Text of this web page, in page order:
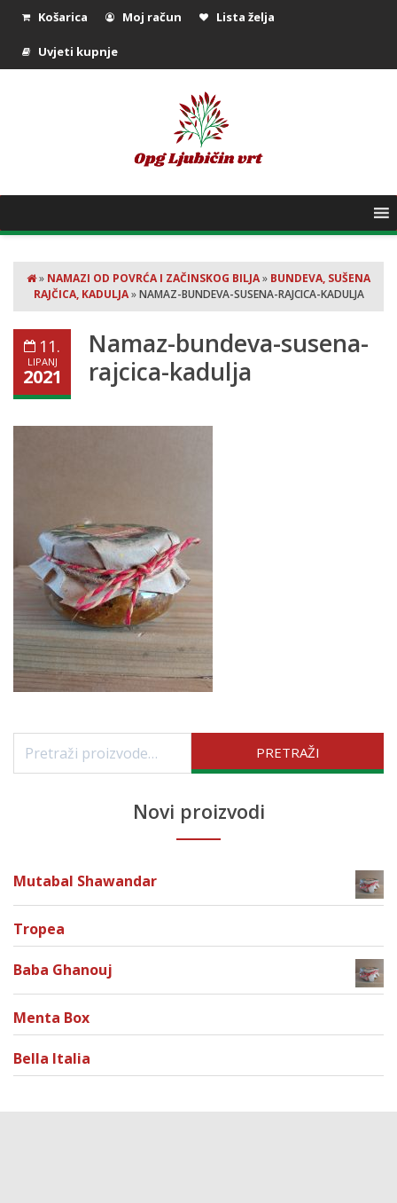
Košarica Moj račun Lista želja
Uvjeti kupnje
» NAMAZI OD POVRĆA I ZAČINSKOG BILJA» BUNDEVA, SUŠENA
RAJČICA, KADULJA»NAMAZ-BUNDEVA-SUSENA-RAJCICA-KADULJA
Namaz-bundeva-susena-
rajcica-kadulja
11.
LIPANJ
2021
PRETRAŽI
Novi proizvodi
Mutabal Shawandar
Tropea
Baba Ghanouj
Menta Box
Bella Italia